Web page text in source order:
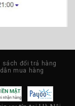
sách đổi trả hàng
mua hàng